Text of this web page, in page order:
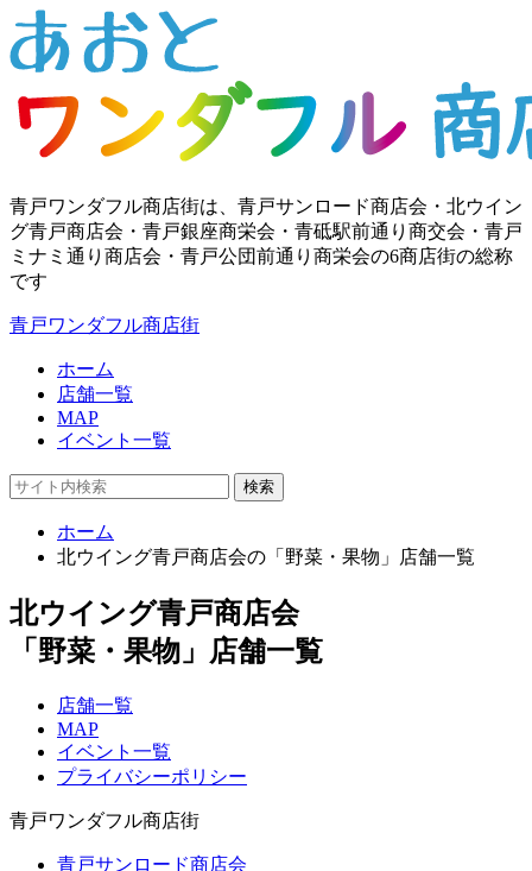
青戸ワンダフル商店街は、青戸サンロード商店会・北ウイン
グ青戸商店会・青戸銀座商栄会・青砥駅前通り商交会・青戸
ミナミ通り商店会・青戸公団前通り商栄会の6商店街の総称
です
青戸ワンダフル商店街
ホーム
店舗一覧
MAP
イベント一覧
検索
ホーム
北ウイング青戸商店会の「野菜・果物」店舗一覧
北ウイング青戸商店会
「野菜・果物」店舗一覧
店舗一覧
MAP
イベント一覧
プライバシーポリシー
青戸ワンダフル商店街
青戸サンロード商店会